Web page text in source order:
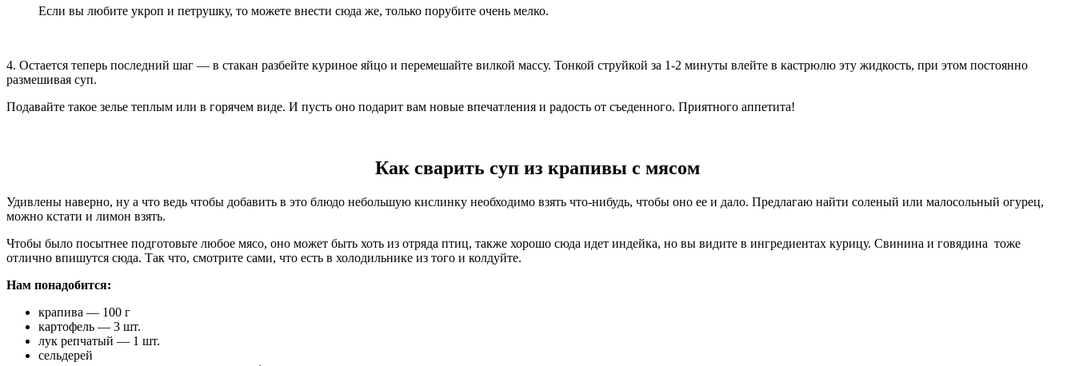
Если вы любите укроп и петрушку, то можете внести сюда же, только порубите очень мелко.
4. Остается теперь последний шаг — в стакан разбейте куриное яйцо и перемешайте вилкой массу. Тонкой струйкой за 1-2 минуты влейте в кастрюлю эту жидкость, при этом постоянно
размешивая суп.
Подавайте такое зелье теплым или в горячем виде. И пусть оно подарит вам новые впечатления и радость от съеденного. Приятного аппетита!
Как сварить суп из крапивы с мясом
Удивлены наверно, ну а что ведь чтобы добавить в это блюдо небольшую кислинку необходимо взять что-нибудь, чтобы оно ее и дало. Предлагаю найти соленый или малосольный огурец,
можно кстати и лимон взять.
Чтобы было посытнее подготовьте любое мясо, оно может быть хоть из отряда птиц, также хорошо сюда идет индейка, но вы видите в ингредиентах курицу. Свинина и говядина тоже
отлично впишутся сюда. Так что, смотрите сами, что есть в холодильнике из того и колдуйте.
Нам понадобится:
крапива — 100 г
картофель — 3 шт.
лук репчатый — 1 шт.
сельдерей